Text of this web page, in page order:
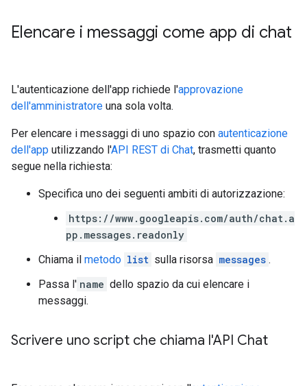
Elencare i messaggi come app di chat
L'autenticazione dell'app richiede l'approvazione
dell'amministratore una sola volta.
Per elencare i messaggi di uno spazio con autenticazione
dell'app utilizzando l'API REST di Chat, trasmetti quanto
segue nella richiesta:
Specifica uno dei seguenti ambiti di autorizzazione:
https://www.googleapis.com/auth/chat.a
pp.messages.readonly
Chiama il metodo list sulla risorsa messages .
Passa l' name dello spazio da cui elencare i
messaggi.
Scrivere uno script che chiama l'API Chat